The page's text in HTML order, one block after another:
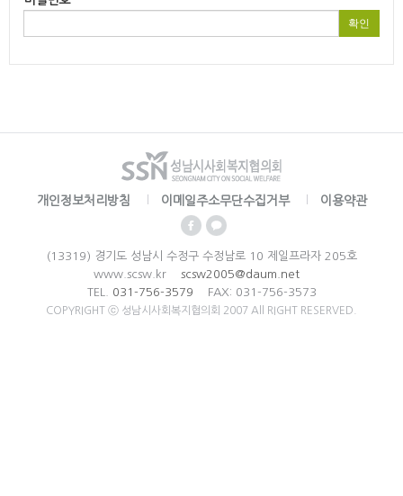
확인
개인정보처리방침 이메일주소무단수집거부 이용약관
(13319) 경기도 성남시 수정구 수정남로 10 제일프라자 205호
www.scsw.kr
scsw2005@daum.net
TEL.
031-756-3579 FAX: 031-756-3573
COPYRIGHT ⓒ 성남시사회복지협의회 2007 All RIGHT RESERVED.